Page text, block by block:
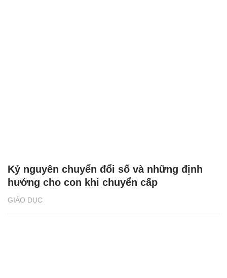
GIÁO DỤC
Kỷ nguyên chuyển đổi số và những định
hướng cho con khi chuyển cấp